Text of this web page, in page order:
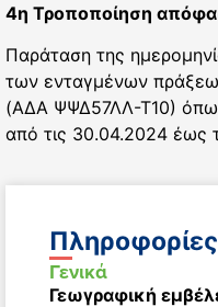
4η Τροποποίηση
Παράταση της
των ενταγμένων
(ΑΔΑ ΨΨΔ57ΛΛ-Τ10) όπως
από τις 30.04.2024 έως
Πληροφορίες
Γενικά
Γεωγραφική